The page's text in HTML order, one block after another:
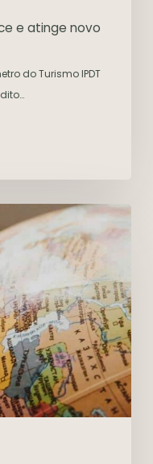
e atinge novo
do Turismo IPDT